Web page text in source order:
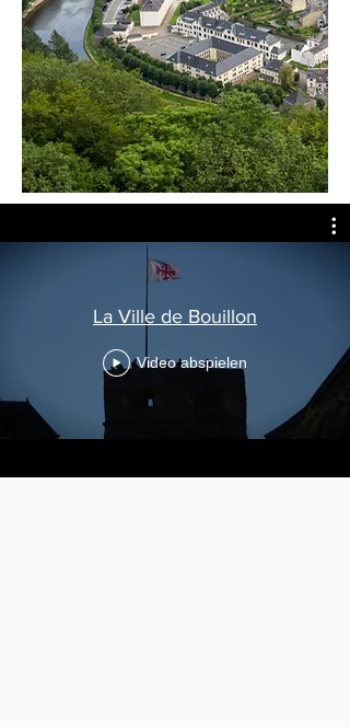
La Ville de Bouillon
Video abspielen